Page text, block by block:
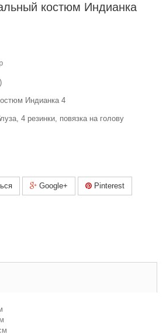
костюм Индианка
Индианка 4
4 резинки, повязка на голову
Google+ Pinterest